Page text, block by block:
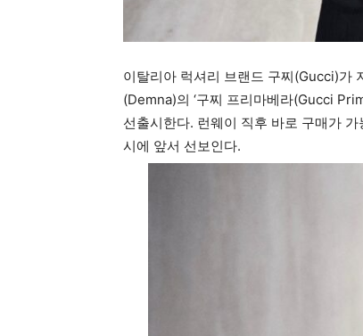
이탈리아 럭셔리 브랜드 구찌(Gucci)가
(Demna)의 ‘구찌 프리마베라(Gucci
선출시한다. 런웨이 직후 바로 구매가
시에 앞서 선보인다.